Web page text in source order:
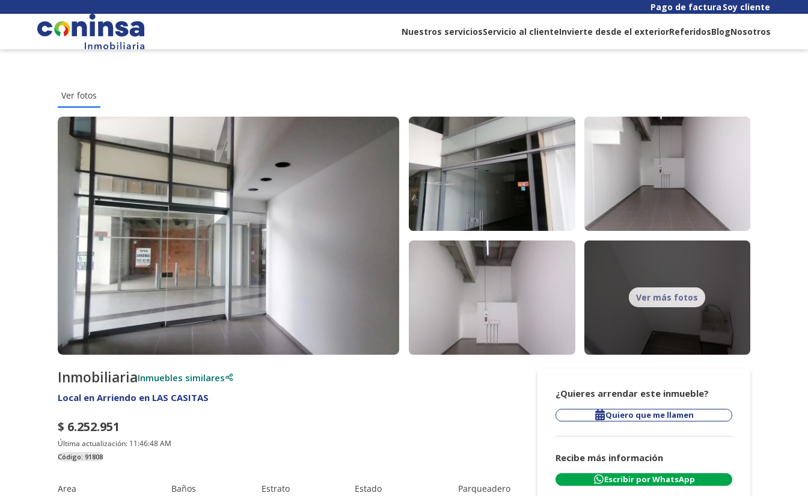
Pago de factura Soy cliente
Nuestros serviciosServicio al clienteInvierte desde el exteriorReferidosBlogNosotros
Ver fotos
Ver más fotos
InmobiliariaInmuebles similares
Local en Arriendo en LAS CASITAS
$ 6.252.951
Última actualización: 11:46:48 AM
Código: 91808
Area Baños Estrato Estado Parqueadero
¿Quieres arrendar este inmueble?
Quiero que me llamen
Recibe más información
Escribir por WhatsApp